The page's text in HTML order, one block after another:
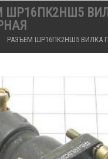
ШР16ПК2НШ5
РАЗЪЕМ ШР16ПК2НШ5 ВИЛКА